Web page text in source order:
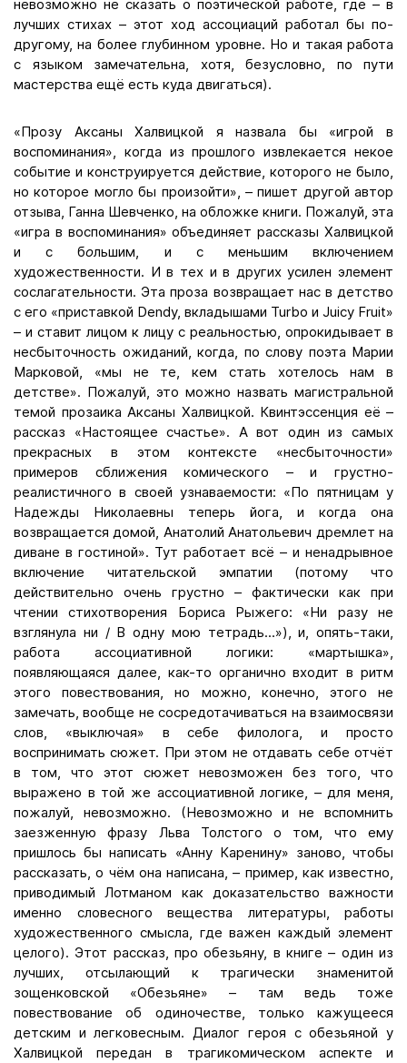
невозможно не сказать о поэтической работе, где – в
лучших стихах – этот ход ассоциаций работал бы по-
другому, на более глубинном уровне. Но и такая работа
с языком замечательна, хотя, безусловно, по пути
мастерства ещё есть куда двигаться).
«Прозу Аксаны Халвицкой я назвала бы «игрой в
воспоминания», когда из прошлого извлекается некое
событие и конструируется действие, которого не было,
но которое могло бы произойти», – пишет другой автор
отзыва, Ганна Шевченко, на обложке книги. Пожалуй, эта
«игра в воспоминания» объединяет рассказы Халвицкой
и с большим, и с меньшим включением
художественности. И в тех и в других усилен элемент
сослагательности. Эта проза возвращает нас в детство
с его «приставкой Dendy, вкладышами Turbo и Juicy Fruit»
– и ставит лицом к лицу с реальностью, опрокидывает в
несбыточность ожиданий, когда, по слову поэта Марии
Марковой, «мы не те, кем стать хотелось нам в
детстве». Пожалуй, это можно назвать магистральной
темой прозаика Аксаны Халвицкой. Квинтэссенция её –
рассказ «Настоящее счастье». А вот один из самых
прекрасных в этом контексте «несбыточности»
примеров сближения комического – и грустно-
реалистичного в своей узнаваемости: «По пятницам у
Надежды Николаевны теперь йога, и когда она
возвращается домой, Анатолий Анатольевич дремлет на
диване в гостиной». Тут работает всё – и ненадрывное
включение читательской эмпатии (потому что
действительно очень грустно – фактически как при
чтении стихотворения Бориса Рыжего: «Ни разу не
взглянула ни / В одну мою тетрадь...»), и, опять-таки,
работа ассоциативной логики: «мартышка»,
появляющаяся далее, как-то органично входит в ритм
этого повествования, но можно, конечно, этого не
замечать, вообще не сосредотачиваться на взаимосвязи
слов, «выключая» в себе филолога, и просто
воспринимать сюжет. При этом не отдавать себе отчёт
в том, что этот сюжет невозможен без того, что
выражено в той же ассоциативной логике, – для меня,
пожалуй, невозможно. (Невозможно и не вспомнить
заезженную фразу Льва Толстого о том, что ему
пришлось бы написать «Анну Каренину» заново, чтобы
рассказать, о чём она написана, – пример, как известно,
приводимый Лотманом как доказательство важности
именно словесного вещества литературы, работы
художественного смысла, где важен каждый элемент
целого). Этот рассказ, про обезьяну, в книге – один из
лучших, отсылающий к трагически знаменитой
зощенковской «Обезьяне» – там ведь тоже
повествование об одиночестве, только кажущееся
детским и легковесным. Диалог героя с обезьяной у
Халвицкой передан в трагикомическом аспекте и